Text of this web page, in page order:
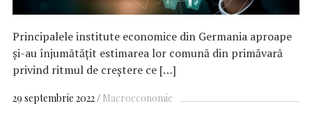
Principalele institute economice din Germania aproape
şi-au înjumătăţit estimarea lor comună din primăvară
privind ritmul de creştere ce […]
29 septembrie 2022 Macroeconomie